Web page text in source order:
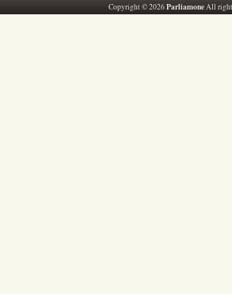
Copyright © 2026ParliamoneAll